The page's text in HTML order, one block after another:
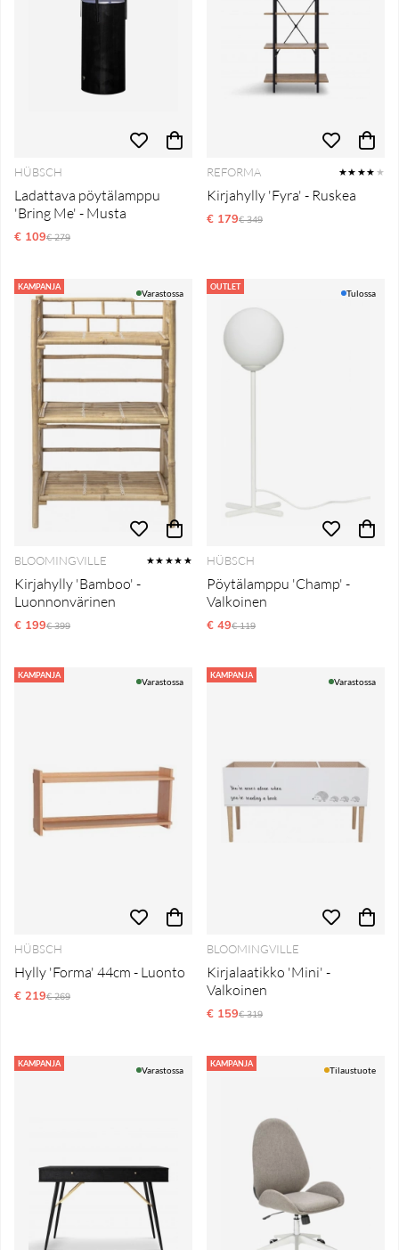
HÜBSCH
Ladattava pöytälamppu
'Bring Me' - Musta
€ 109Normaali hinta
€ 279
REFORMA ★★★★ ★
Kirjahylly 'Fyra' - Ruskea
€ 179Normaali hinta
€ 349
KAMPANJA
Varastossa
BLOOMINGVILLE ★★★★★
Kirjahylly 'Bamboo' -
Luonnonvärinen
€ 199Normaali hinta
€ 399
OUTLET
Tulossa
HÜBSCH
Pöytälamppu 'Champ' -
Valkoinen
€ 49Normaali hinta
€ 119
KAMPANJA
Varastossa
HÜBSCH
Hylly 'Forma' 44cm - Luonto
€ 219Normaali hinta
€ 269
KAMPANJA
Varastossa
BLOOMINGVILLE
Kirjalaatikko 'Mini' -
Valkoinen
€ 159Normaali hinta
€ 319
KAMPANJA
Varastossa
KAMPANJA
Tilaustuote